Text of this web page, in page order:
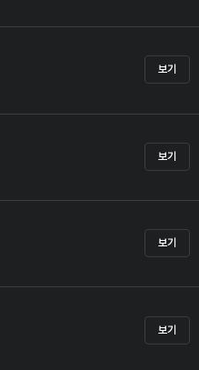
보기
보기
보기
보기